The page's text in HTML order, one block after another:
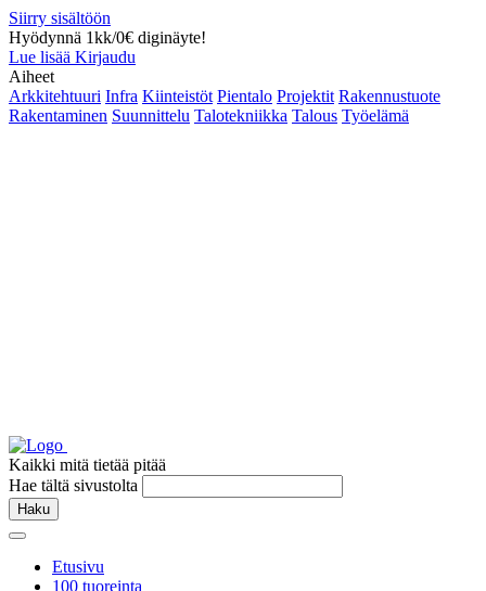
Siirry sisältöön
Hyödynnä 1kk/0€ diginäyte!
Lue lisää Kirjaudu
Aiheet
Arkkitehtuuri Infra Kiinteistöt Pientalo Projektit Rakennustuote
Rakentaminen Suunnittelu Talotekniikka Talous Työelämä
Kaikki mitä tietää pitää
Hae tältä sivustolta
Haku
Etusivu
100 tuoreinta